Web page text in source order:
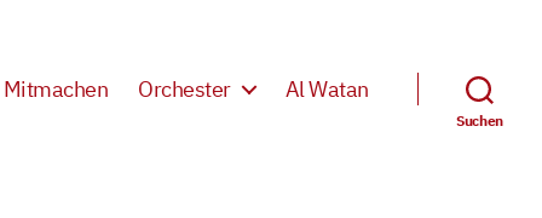
Mitmachen Orchester Al Watan
Suchen